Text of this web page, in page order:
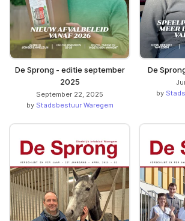
De Sprong - editie september
2025
September 22, 2025
by Stadsbestuur Waregem
De
by